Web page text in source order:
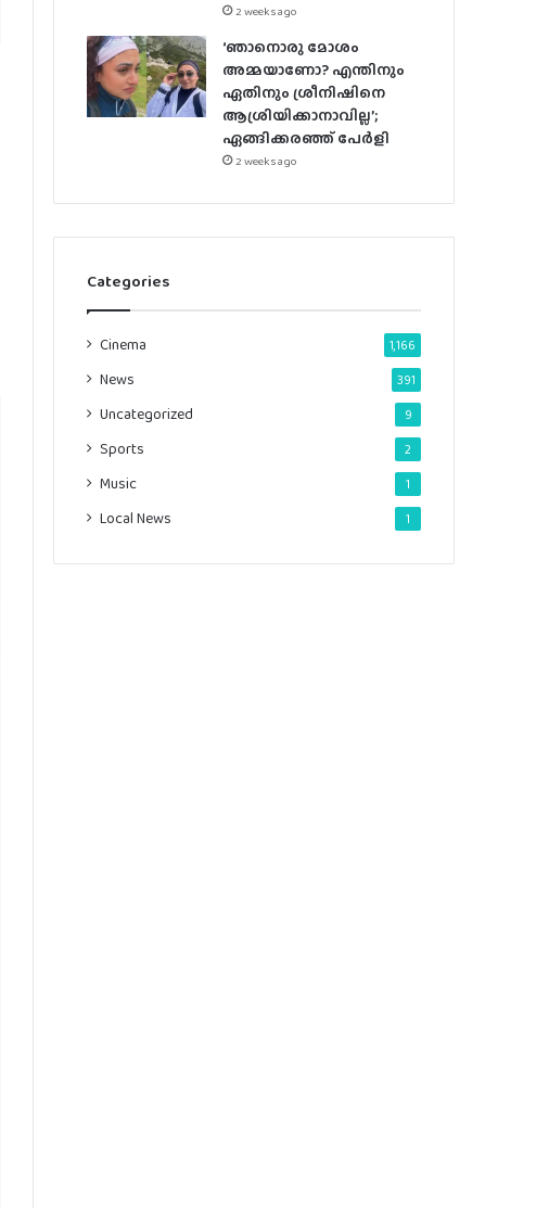
2 weeks ago
‘ഞാനൊരു മോശം
അമ്മയാണോ? എന്തിനും
ഏതിനും ശ്രീനിഷിനെ
ആശ്രിയിക്കാനാവില്ല’;
ഏങ്ങിക്കരഞ്ഞ് പേർളി
2 weeks ago
Categories
Cinema 1,166
News 391
Uncategorized 9
Sports 2
Music 1
Local News 1